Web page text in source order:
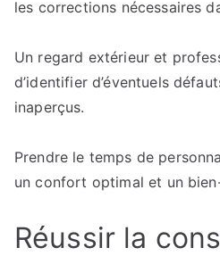
les corrections nécessaires
Un regard extérieur et
d’identifier d’éventuels
inaperçus.
Prendre le temps de
un confort optimal et un
Réussir la